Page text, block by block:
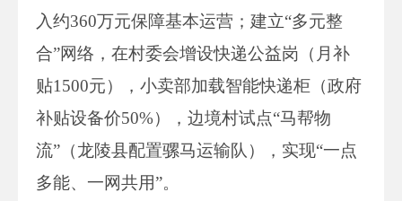
入约360万元保障基本运营；建立“多元整
合”网络，在村委会增设快递公益岗（月补
贴1500元），小卖部加载智能快递柜（政府
补贴设备价50%），边境村试点“马帮物
流”（龙陵县配置骡马运输队），实现“一点
多能、一网共用”。